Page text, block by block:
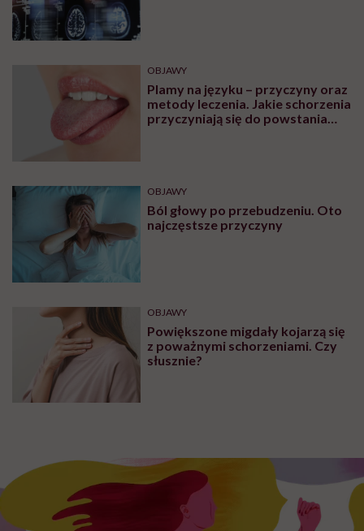
OBJAWY
Plamy na języku – przyczyny oraz
metody leczenia. Jakie schorzenia
przyczyniają się do powstania
OBJAWY
Ból głowy po przebudzeniu. Oto
najczęstsze przyczyny
OBJAWY
Powiększone migdały kojarzą się
z poważnymi schorzeniami. Czy
słusznie?